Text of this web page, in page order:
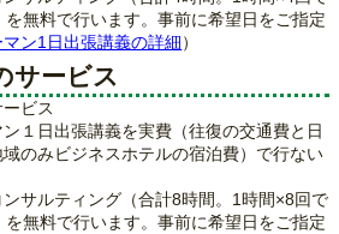
無料で行います。事前に希望日をご指定
ン1日出張講義の詳細）
サービス
ビス
１日出張講義を実費（往復の交通費と日
のみビジネスホテルの宿泊費）で行ない
サルティング（合計8時間。1時間×8回で
無料で行います。事前に希望日をご指定